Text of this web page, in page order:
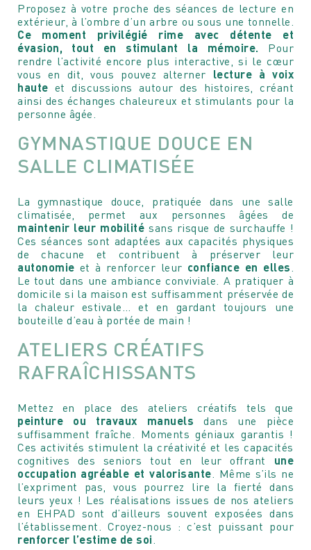
Proposez à votre proche des séances de lecture en
extérieur, à l’ombre d’un arbre ou sous une tonnelle.
Ce moment privilégié rime avec détente et
évasion, tout en stimulant la mémoire. Pour
rendre l’activité encore plus interactive, si le cœur
vous en dit, vous pouvez alterner lecture à voix
haute et discussions autour des histoires, créant
ainsi des échanges chaleureux et stimulants pour la
personne âgée.
GYMNASTIQUE DOUCE EN
SALLE CLIMATISÉE
La gymnastique douce, pratiquée dans une salle
climatisée, permet aux personnes âgées de
maintenir leur mobilité sans risque de surchauffe !
Ces séances sont adaptées aux capacités physiques
de chacune et contribuent à préserver leur
autonomie et à renforcer leur confiance en elles.
Le tout dans une ambiance conviviale. A pratiquer à
domicile si la maison est suffisamment préservée de
la chaleur estivale… et en gardant toujours une
bouteille d’eau à portée de main !
ATELIERS CRÉATIFS
RAFRAÎCHISSANTS
Mettez en place des ateliers créatifs tels que
peinture ou travaux manuels dans une pièce
suffisamment fraîche. Moments géniaux garantis !
Ces activités stimulent la créativité et les capacités
cognitives des seniors tout en leur offrant une
occupation agréable et valorisante. Même s’ils ne
l’expriment pas, vous pourrez lire la fierté dans
leurs yeux ! Les réalisations issues de nos ateliers
en EHPAD sont d’ailleurs souvent exposées dans
l’établissement. Croyez-nous : c’est puissant pour
renforcer l’estime de soi.
Votre message
Pour soumettre ce formulaire, vous devez
Votre message et vos disponibilités
Pour soumettre ce formulaire, vous devez
accepter notreDéclaration de confidentialité